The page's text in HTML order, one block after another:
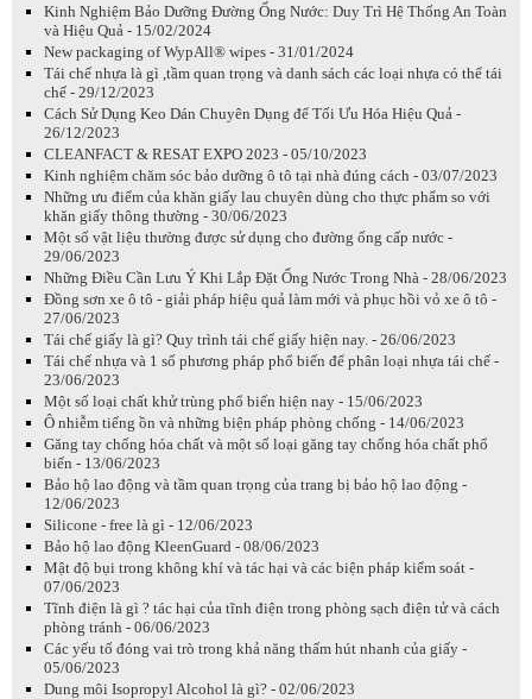
Kinh Nghiệm Bảo Dưỡng Đường Ống Nước: Duy Trì Hệ Thống An Toàn
và Hiệu Quả - 15/02/2024
New packaging of WypAll® wipes - 31/01/2024
Tái chế nhựa là gì ,tầm quan trọng và danh sách các loại nhựa có thể tái
chế - 29/12/2023
Cách Sử Dụng Keo Dán Chuyên Dụng để Tối Ưu Hóa Hiệu Quả -
26/12/2023
CLEANFACT & RESAT EXPO 2023 - 05/10/2023
Kinh nghiệm chăm sóc bảo dưỡng ô tô tại nhà đúng cách - 03/07/2023
Những ưu điểm của khăn giấy lau chuyên dùng cho thực phẩm so với
khăn giấy thông thường - 30/06/2023
Một số vật liệu thường được sử dụng cho đường ống cấp nước -
29/06/2023
Những Điều Cần Lưu Ý Khi Lắp Đặt Ống Nước Trong Nhà - 28/06/2023
Đồng sơn xe ô tô - giải pháp hiệu quả làm mới và phục hồi vỏ xe ô tô -
27/06/2023
Tái chế giấy là gì? Quy trình tái chế giấy hiện nay. - 26/06/2023
Tái chế nhựa và 1 số phương pháp phổ biến để phân loại nhựa tái chế -
23/06/2023
Một số loại chất khử trùng phổ biến hiện nay - 15/06/2023
Ô nhiễm tiếng ồn và những biện pháp phòng chống - 14/06/2023
Găng tay chống hóa chất và một số loại găng tay chống hóa chất phổ
biến - 13/06/2023
Bảo hộ lao động và tầm quan trọng của trang bị bảo hộ lao động -
12/06/2023
Silicone - free là gì - 12/06/2023
Bảo hộ lao động KleenGuard - 08/06/2023
Mật độ bụi trong không khí và tác hại và các biện pháp kiểm soát -
07/06/2023
Tĩnh điện là gì ? tác hại của tĩnh điện trong phòng sạch điện tử và cách
phòng tránh - 06/06/2023
Các yếu tố đóng vai trò trong khả năng thấm hút nhanh của giấy -
05/06/2023
Dung môi Isopropyl Alcohol là gì? - 02/06/2023